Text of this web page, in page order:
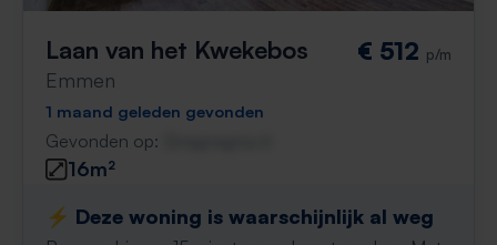
Laan van het Kwekebos
Emmen
€ 512 p/m
1 maand geleden gevonden
Gevonden op:
16m²
⚡️ Deze woning is waarschijnlijk al weg